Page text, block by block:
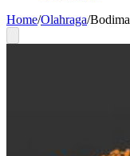
Home/Olahraga/